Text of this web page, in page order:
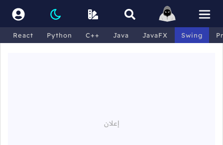
React Python C++ Java JavaFX Swing